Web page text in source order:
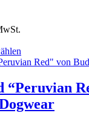
gewählt
Produkt
mehrere
Varianten
auf.
“Peruvian